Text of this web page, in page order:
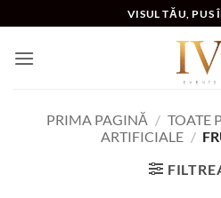
to
content
VISUL TĂU, PUS
PRIMA PAGINĂ / TOATE
ARTIFICIALE /